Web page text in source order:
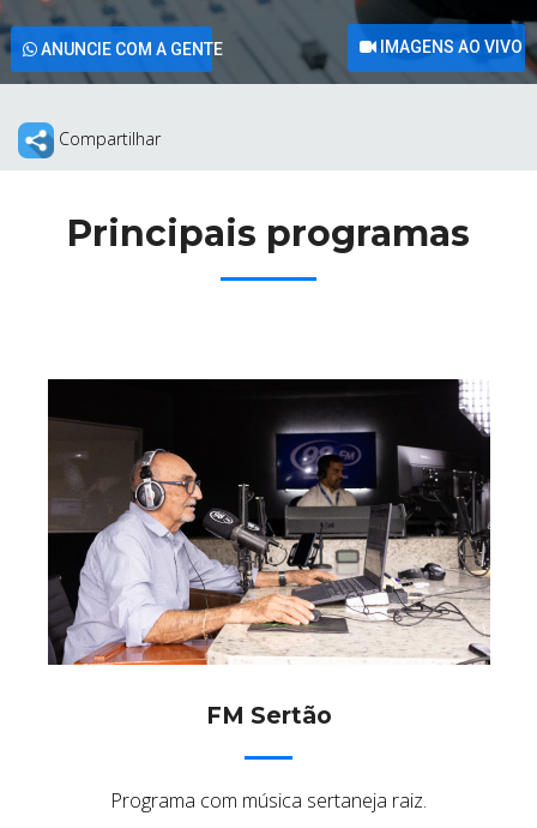
GALERIA
ABRANGÊNCIA
CONTATO
IMAGENS AO VIVO
ANUNCIE COM A GENTE
Compartilhar
Principais programas
FM Sertão
Programa com música sertaneja raiz.